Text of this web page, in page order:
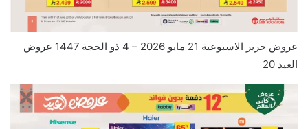
عروض جرير الاسبوعية 21 مايو 2026 – 4 ذو الحجة 1447 عروض
العيد 20